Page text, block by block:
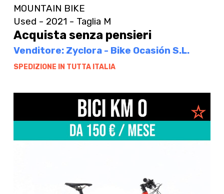
MOUNTAIN BIKE
Used - 2021 - Taglia M
Acquista senza pensieri
Venditore: Zyclora - Bike Ocasión S.L.
SPEDIZIONE IN TUTTA ITALIA